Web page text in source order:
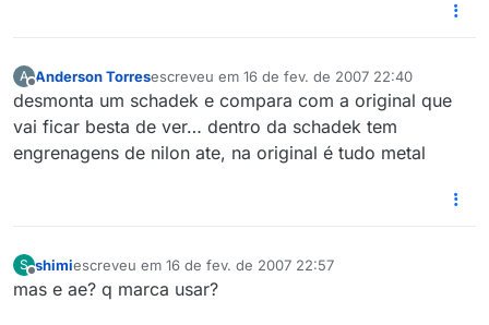
A Anderson Torresescreveu em 16 de fev. de 2007 22:40
última edição por
desmonta um schadek e compara com a original que
vai ficar besta de ver… dentro da schadek tem
engrenagens de nilon ate, na original é tudo metal
S shimiescreveu em 16 de fev. de 2007 22:57
última edição por
mas e ae? q marca usar?